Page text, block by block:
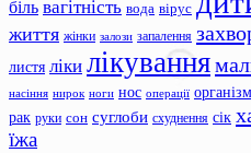
біль вагітність вода вірус
життя жінки залози запалення
листя ліки лікування
насіння нирок ноги нос операції організм
рак руки сон суглоби схуднення сік
їжа